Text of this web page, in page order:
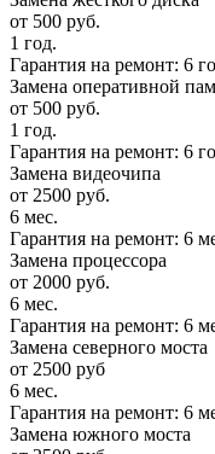
от 500 руб.
1 год.
Гарантия на ремонт: 6
Замена оперативной
от 500 руб.
1 год.
Гарантия на ремонт: 6
Замена видеочипа
от 2500 руб.
6 мес.
Гарантия на ремонт: 6
Замена процессора
от 2000 руб.
6 мес.
Гарантия на ремонт: 6
Замена северного моста
от 2500 руб
6 мес.
Гарантия на ремонт: 6
Замена южного моста